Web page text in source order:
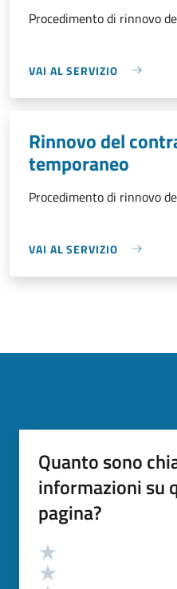
Procedimento di rinnovo
VAI AL SERVIZIO
Rinnovo del
temporaneo
Procedimento di rinnovo
VAI AL SERVIZIO
Quanto sono
informazioni su
pagina?
Valutazione